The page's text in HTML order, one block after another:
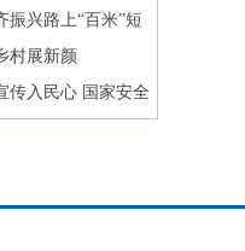
振兴路上“百米”短
村展新颜
传入民心 国家安全